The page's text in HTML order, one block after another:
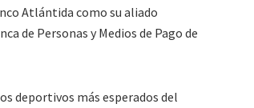
Atlántida como su aliado
de Personas y Medios de Pago de
deportivos más esperados del